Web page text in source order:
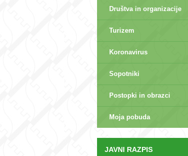
Društva in organizacije
Turizem
Koronavirus
Sopotniki
Postopki in obrazci
Moja pobuda
JAVNI RAZPIS